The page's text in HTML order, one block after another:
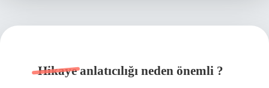
Hikaye anlatıcılığı neden önemli ?